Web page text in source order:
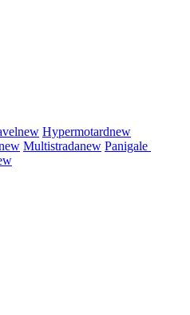
new Hypermotardnew
Multistradanew Panigale